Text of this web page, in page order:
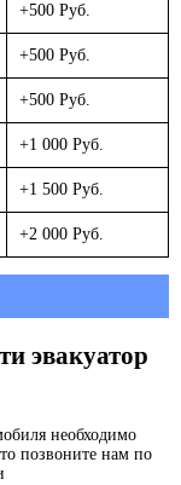
+500 Руб.
+500 Руб.
+500 Руб.
+1 000 Руб.
+1 500 Руб.
+2 000 Руб.
эвакуатор
необходимо
позвоните нам по